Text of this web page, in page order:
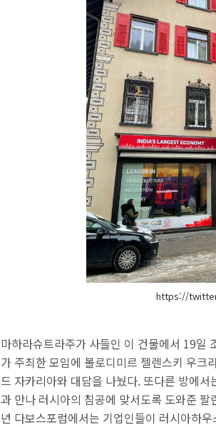
https://
마하라슈트라주가 사들인 이 건물에서 19일
가 주최한 모임에 볼로디미르 젤렌스키 우크
드 자카리아와 대담을 나눴다. 또다른 방에
과 만나 러시아의 침공에 맞서도록 도와준
년 다보스포럼에서는 기업인들이 러시아하